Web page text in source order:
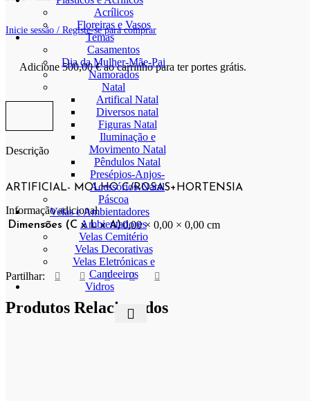
Acrílicos
Floreiras e Vasos
Temas
Casamentos
Dia da Mulher-Mãe-Pai
Namorados
Natal
Artifical Natal
Diversos natal
Figuras Natal
Iluminação e
Movimento Natal
Pêndulos Natal
Presépios-Anjos-
Acessórios-Natal
Páscoa
Velas e Ambientadores
Ambientadores
Velas Cemitério
Velas Decorativas
Velas Eletrónicas e
Candeeiros
Vidros
Inicie sessão / Registe-se para comprar
Adicione500,00€ao carrinho para ter portes grátis.
Descrição
ARTIFICIAL- MOLHO C/ROSAS+HORTENSIA
Informação adicional
Dimensões (C x L x A)0,00 × 0,00 × 0,00 cm
Partilhar:
Produtos Relacionados